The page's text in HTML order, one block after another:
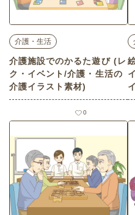
介護・生活
介護施設でのかるた遊び (レ
ク・イベント/介護・生活の
介護イラスト素材)
0